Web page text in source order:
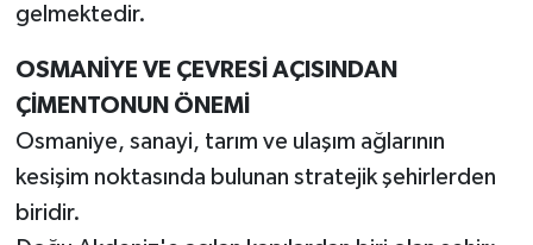
gelmektedir.
OSMANİYE VE ÇEVRESİ AÇISINDAN
ÇİMENTONUN ÖNEMİ
Osmaniye, sanayi, tarım ve ulaşım ağlarının
kesişim noktasında bulunan stratejik şehirlerden
biridir.